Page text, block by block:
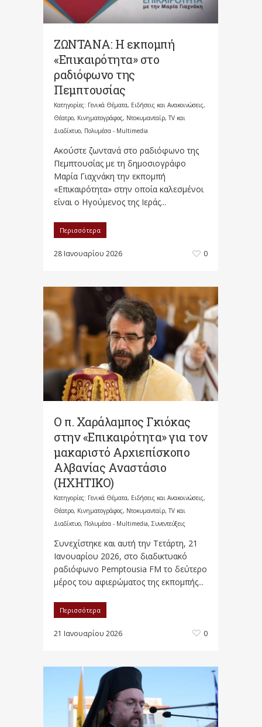
ΖΩΝΤΑΝΑ: Η εκπομπή
«Επικαιρότητα» στο
ραδιόφωνο της
Πεμπτουσίας
Κατηγορίες: Γενικά Θέματα, Ειδήσεις και Ανακοινώσεις,
Θέατρο, Κινηματογράφος, Ντοκυμανταίρ, TV και
Διαδίκτυο, Πολυμέσα - Multimedia
Ακούστε ζωντανά στο ραδιόφωνο της
Πεμπτουσίας με τη δημοσιογράφο
Μαρία Γιαχνάκη την εκπομπή
«Επικαιρότητα» στην οποία καλεσμένοι
είναι ο Ηγούμενος της Ιεράς...
Περισσότερα
28 Ιανουαρίου 2026 0
Ο π. Χαράλαμπος Γκιόκας
στην «Επικαιρότητα» για τον
μακαριστό Αρχιεπίσκοπο
Αλβανίας Αναστάσιο
(ΗΧΗΤΙΚΟ)
Κατηγορίες: Γενικά Θέματα, Ειδήσεις και Ανακοινώσεις,
Θέατρο, Κινηματογράφος, Ντοκυμανταίρ, TV και
Διαδίκτυο, Πολυμέσα - Multimedia, Συνεντεύξεις
Συνεχίστηκε και αυτή την Τετάρτη, 21
Ιανουαρίου 2026, στο διαδικτυακό
ραδιόφωνο Pemptousia FM το δεύτερο
μέρος του αφιερώματος της εκπομπής...
Περισσότερα
21 Ιανουαρίου 2026 0